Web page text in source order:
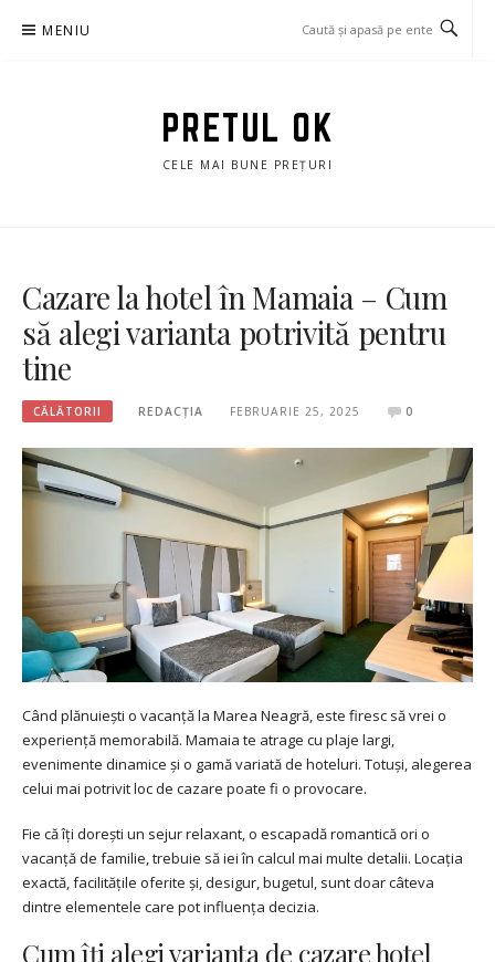
MENIU
PRETUL OK
CELE MAI BUNE PREȚURI
Cazare la hotel în Mamaia – Cum
să alegi varianta potrivită pentru
tine
CĂLĂTORII REDACȚIA FEBRUARIE 25, 2025 0
Când plănuiești o vacanță la Marea Neagră, este firesc să vrei o
experiență memorabilă. Mamaia te atrage cu plaje largi,
evenimente dinamice și o gamă variată de hoteluri. Totuși, alegerea
celui mai potrivit loc de cazare poate fi o provocare.
Fie că îți dorești un sejur relaxant, o escapadă romantică ori o
vacanță de familie, trebuie să iei în calcul mai multe detalii. Locația
exactă, facilitățile oferite și, desigur, bugetul, sunt doar câteva
dintre elementele care pot influența decizia.
Cum îți alegi varianta de cazare hotel